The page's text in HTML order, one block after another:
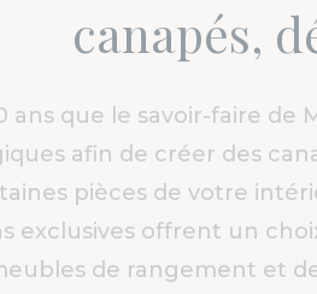
canapés,
ans que le savoir-faire de
afin de créer des
pièces de votre
exclusives offrent un
de rangement et